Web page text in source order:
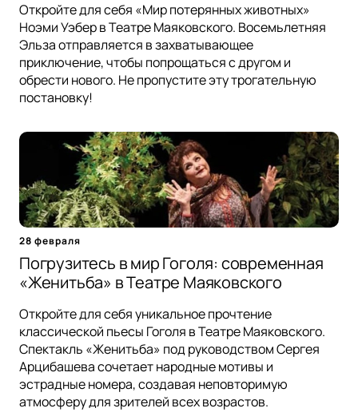
Откройте для себя «Мир потерянных животных»
Ноэми Уэбер в Театре Маяковского. Восемьлетняя
Эльза отправляется в захватывающее
приключение, чтобы попрощаться с другом и
обрести нового. Не пропустите эту трогательную
постановку!
28 февраля
Погрузитесь в мир Гоголя: современная
«Женитьба» в Театре Маяковского
Откройте для себя уникальное прочтение
классической пьесы Гоголя в Театре Маяковского.
Спектакль «Женитьба» под руководством Сергея
Арцибашева сочетает народные мотивы и
эстрадные номера, создавая неповторимую
атмосферу для зрителей всех возрастов.